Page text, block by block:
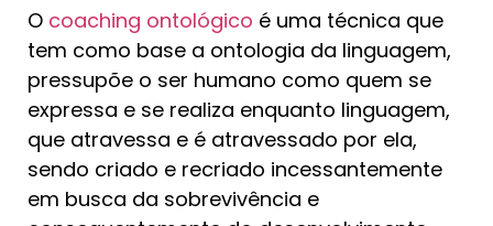
O coaching ontológico é uma técnica que
tem como base a ontologia da linguagem,
pressupõe o ser humano como quem se
expressa e se realiza enquanto linguagem,
que atravessa e é atravessado por ela,
sendo criado e recriado incessantemente
em busca da sobrevivência e